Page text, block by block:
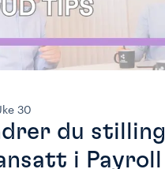
30
du stilling
i Payroll